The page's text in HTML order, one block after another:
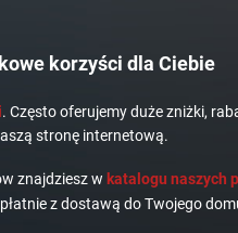
korzyści dla Ciebie
. Często oferujemy duże zniżki,
stronę internetową.
znajdziesz w katalogu naszych
z dostawą do Twojego